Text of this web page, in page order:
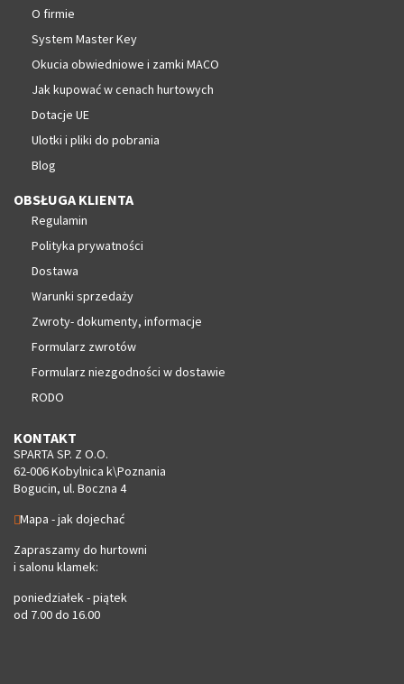
O firmie
System Master Key
Okucia obwiedniowe i zamki MACO
Jak kupować w cenach hurtowych
Dotacje UE
Ulotki i pliki do pobrania
Blog
OBSŁUGA KLIENTA
Regulamin
Polityka prywatności
Dostawa
Warunki sprzedaży
Zwroty- dokumenty, informacje
Formularz zwrotów
Formularz niezgodności w dostawie
RODO
KONTAKT
SPARTA SP. Z O.O.
62-006 Kobylnica k\Poznania
Bogucin, ul. Boczna 4
Mapa - jak dojechać
Zapraszamy do hurtowni
i salonu klamek:
poniedziałek - piątek
od 7.00 do 16.00